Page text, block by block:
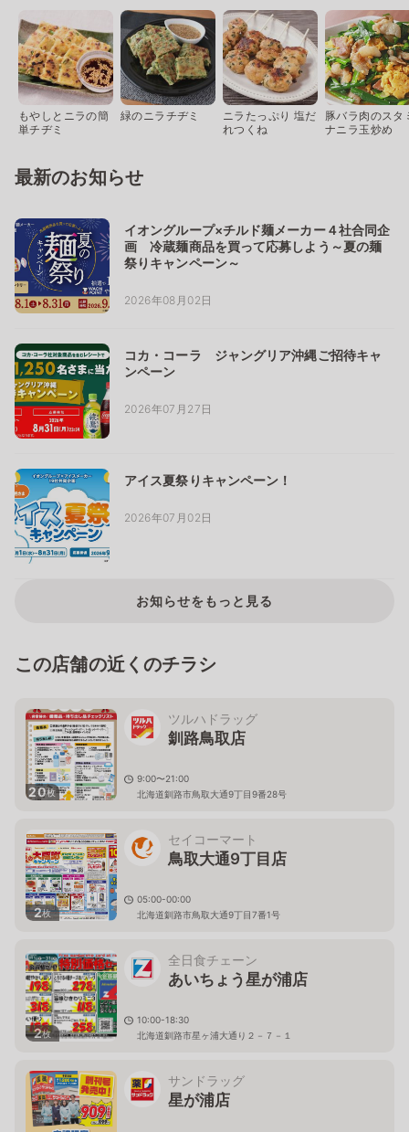
もやしとニラの簡
単チヂミ
緑のニラチヂミ
ニラたっぷり 塩だ
れつくね
豚バラ肉のスタ
ナニラ玉炒め
最新のお知らせ
イオングループ×チルド麺メーカー４社合同企
画 冷蔵麺商品を買って応募しよう～夏の麺
祭りキャンペーン～
2026年08月02日
コカ・コーラ ジャングリア沖縄ご招待キャ
ンペーン
2026年07月27日
アイス夏祭りキャンペーン！
2026年07月02日
お知らせをもっと見る
この店舗の近くのチラシ
20枚
ツルハドラッグ
釧路鳥取店
9:00〜21:00
北海道釧路市鳥取大通9丁目9番28号
2枚
セイコーマート
鳥取大通9丁目店
05:00-00:00
北海道釧路市鳥取大通9丁目7番1号
2枚
全日食チェーン
あいちょう星が浦店
10:00-18:30
北海道釧路市星ヶ浦大通り２－７－１
サンドラッグ
星が浦店